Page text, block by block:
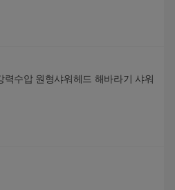
력수압 원형샤워헤드 해바라기 샤워